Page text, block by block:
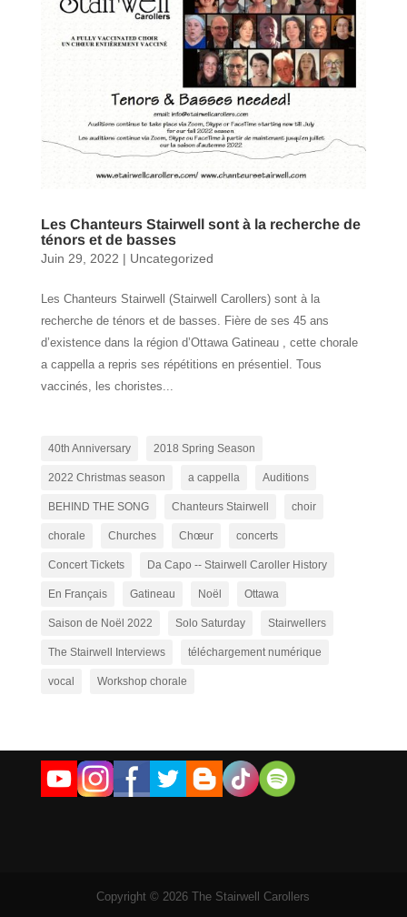
Les Chanteurs Stairwell sont à la recherche de
ténors et de basses
Juin 29, 2022 | Uncategorized
Les Chanteurs Stairwell (Stairwell Carollers) sont à la
recherche de ténors et de basses. Fière de ses 45 ans
d’existence dans la région d’Ottawa Gatineau , cette chorale
a cappella a repris ses répétitions en présentiel. Tous
vaccinés, les choristes...
40th Anniversary 2018 Spring Season
2022 Christmas season a cappella Auditions
BEHIND THE SONG Chanteurs Stairwell choir
chorale Churches Chœur concerts
Concert Tickets Da Capo -- Stairwell Caroller History
En Français Gatineau Noël Ottawa
Saison de Noël 2022 Solo Saturday Stairwellers
The Stairwell Interviews téléchargement numérique
vocal Workshop chorale
Copyright © 2026 The Stairwell Carollers